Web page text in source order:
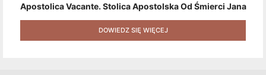
Apostolica Vacante. Stolica Apostolska Od Śmierci Jana
Pawła II Do Wyboru Benedykta XVI" [2020] + Zestaw 6
Naklejek + Książka Niespodzianka + Kod Rabatowy Na
Kolejne Zakupy
DOWIEDZ SIĘ WIĘCEJ